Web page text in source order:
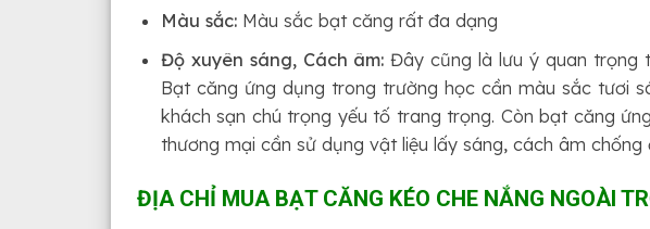
Màu sắc:Màu sắc bạt căng rất đa dạng
Độ xuyên sáng, Cách âm: Đây cũng là lưu ý quan trọng
Bạt căng ứng dụng trong trường học cần màu sắc tươi
khách sạn chú trọng yếu tố trang trọng. Còn bạt căng
thương mại cần sử dụng vật liệu lấy sáng, cách âm chống
ĐỊA CHỈ MUA BẠT CĂNG KÉO CHE NẮNG NGOÀI